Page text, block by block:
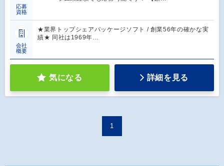
応募
資格
会社
概要
★業界トップシェアパッケージソフト / 創業56年の確かな実
績★ 同社は1969年…
気になる 詳細を見る
1